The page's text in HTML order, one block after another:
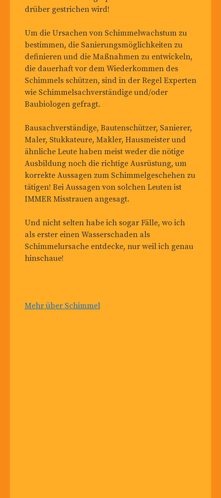
drüber gestrichen wird!
Um die Ursachen von Schimmelwachstum zu
bestimmen, die Sanierungsmöglichkeiten zu
definieren und die Maßnahmen zu entwickeln,
die dauerhaft vor dem Wiederkommen des
Schimmels schützen, sind in der Regel Experten
wie Schimmelsachverständige und/oder
Baubiologen gefragt.
Bausachverständige, Bautenschützer, Sanierer,
Maler, Stukkateure, Makler, Hausmeister und
ähnliche Leute haben meist weder die nötige
Ausbildung noch die richtige Ausrüstung, um
korrekte Aussagen zum Schimmelgeschehen zu
tätigen! Bei Aussagen von solchen Leuten ist
IMMER Misstrauen angesagt.
Und nicht selten habe ich sogar Fälle, wo ich
als erster einen Wasserschaden als
Schimmelursache entdecke, nur weil ich genau
hinschaue!
Mehr über Schimmel